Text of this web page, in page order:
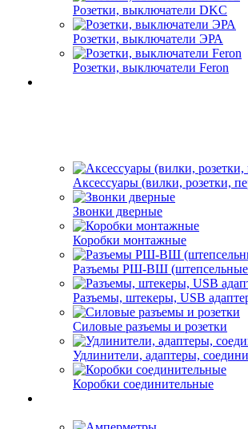
Розетки, выключатели DKC
Розетки, выключатели ЭРА
Розетки, выключатели Feron
Аксессуары (вилки, розетки,
Звонки дверные
Коробки монтажные
Разъемы РШ-ВШ (штепсельные
Разъемы, штекеры, USB
Силовые разъемы и розетки
Удлинители, адаптеры,
Коробки соединительные